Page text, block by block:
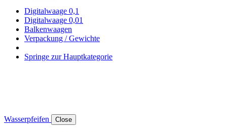
Digitalwaage 0,1
Digitalwaage 0,01
Balkenwaagen
Verpackung / Gewichte
Springe zur Hauptkategorie
Wasserpfeifen Close